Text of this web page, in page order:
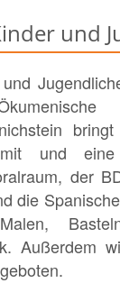
und
und
der
die
Malen,
Außerdem